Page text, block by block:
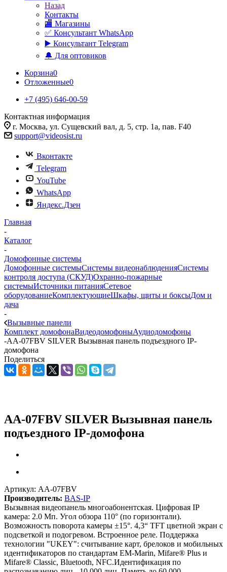
Назад
Контакты
🏬 Магазины
✅️ Консультант WhatsApp
▶️ Консультант Telegram
🔔 Для оптовиков
Корзина0
Отложенные0
+7 (495) 646-00-59
Контактная информация
г. Москва, ул. Сущевский вал, д. 5, стр. 1а, пав. F40
support@videosist.ru
Вконтакте
Telegram
YouTube
WhatsApp
Яндекс.Дзен
Главная
-
Каталог
-
Домофонные системы
Домофонные системыСистемы видеонаблюденияСистемы
контроля доступа (СКУД)Охранно-пожарные
системыИсточники питанияСетевое
оборудованиеКомплектующиеШкафы, щиты и боксыДом и
дача
-
Вызывные панели
Комплект домофонаВидеодомофоныАудиодомофоны
-AA-07FBV SILVER Вызывная панель подъездного IP-
домофона
Поделиться
AA-07FBV SILVER Вызывная панель
подъездного IP-домофона
Артикул: AA-07FBV
Производитель: BAS-IP
Вызывная видеопанель многоабонентская. Цифровая IP
камера: 2.0 Мп. Угол обзора 110° (по горизонтали).
Возможность поворота камеры ±15°. 4,3“ TFT цветной экран с
подсветкой и подогревом. Встроенное реле. Поддержка
технологии "UKEY": считывание карт, брелоков и мобильных
идентификаторов по стандартам EM-Marin, Mifare® Plus и
Mifare® Classic, Bluetooth, NFC.Идентификация по